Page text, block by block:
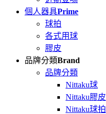
個人器具Prime
球拍
各式用球
膠皮
品牌分類Brand
品牌分類
Nittaku球
Nittaku膠皮
Nittaku球拍